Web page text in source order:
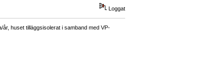
Loggat
huset tilläggsisolerat i samband med VP-